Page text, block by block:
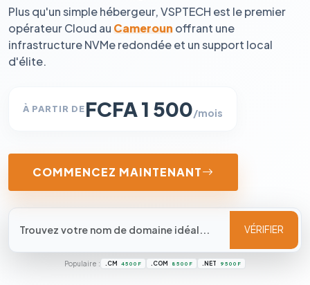
Plus qu'un simple hébergeur, VSPTECH est le premier
opérateur Cloud au Cameroun offrant une
infrastructure NVMe redondée et un support local
d'élite.
À PARTIR DEFCFA 1 500/mois
COMMENCEZ MAINTENANT
VÉRIFIER
Populaire : .CM 4 500 F .COM 8 500 F .NET 9 500 F